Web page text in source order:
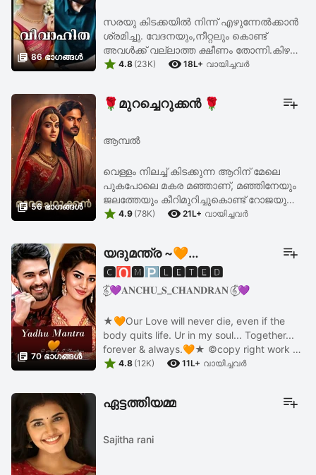
 86 ഭാഗങ്ങള്‍
സരയു കിടക്കയിൽ നിന്ന് എഴുന്നേൽക്കാൻ
ശ്രമിച്ചു. വേദനയും,നീറ്റലും കൊണ്ട്
അവൾക്ക് വല്ലാത്ത ക്ഷീണം തോന്നി.കിഴക്ക്
വെള്ള കീറി വരുന്നേയുള്ളൂ. കാലത്ത്
 4.8 (23K)  18L+ വായിച്ചവര്‍
 56 ഭാഗങ്ങള്‍
🌹മുറച്ചെറുക്കൻ 🌹
ആമ്പൽ
വെള്ളം നിലച്ച് കിടക്കുന്ന ആറിന് മേലെ
പുകപോലെ മകര മഞ്ഞാണ്, മഞ്ഞിനേയും
ജലത്തേയും കീറിമുറിച്ചുകൊണ്ട് റോജയുടെ
കറുത്ത അരയന്നം മുന്നോട്ടിഴഞ്ഞു,
 4.9 (78K)  21L+ വായിച്ചവര്‍
 70 ഭാഗങ്ങള്‍
യദുമന്ത്ര ~🧡
🅲︎🅾︎🅼︎🅿︎🅻︎🅴︎🆃︎🅴︎🅳︎
𝄟⃝💜𝐀𝐍𝐂𝐇𝐔_𝐒_𝐂𝐇𝐀𝐍𝐃𝐑𝐀𝐍 𝄟⃝💜
★🧡Our Love will never die, even if the
body quits life. Ur in my soul... Together...
forever & always.🧡★ ©copy right work -
This work protected in accordance with
 4.8 (12K)  11L+ വായിച്ചവര്‍
ഏട്ടത്തിയമ്മ
Sajitha rani